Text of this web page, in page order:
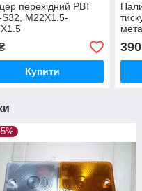
перехідний РВТ
S32, М22Х1.5-
Купити
390